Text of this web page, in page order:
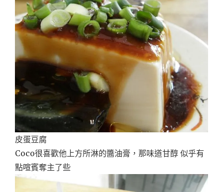
皮蛋豆腐
Coco很喜歡他上方所淋的醬油膏，那味道甘醇 似乎有
點喧賓奪主了些